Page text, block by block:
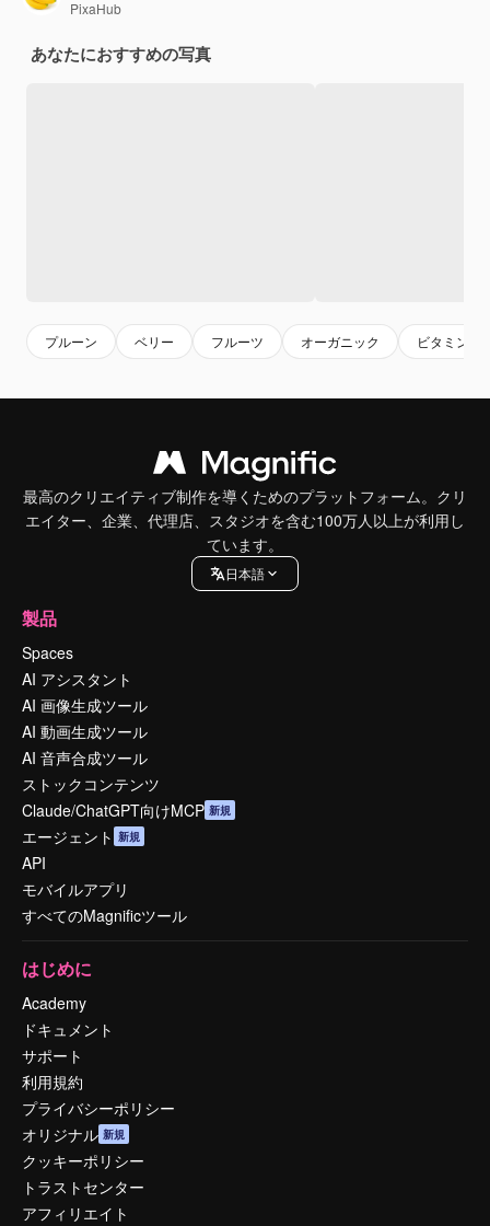
PixaHub
あなたにおすすめの写真
プルーン ベリー フルーツ オーガニック ビタミン
最高のクリエイティブ制作を導くためのプラットフォーム。クリ
エイター、企業、代理店、スタジオを含む100万人以上が利用し
ています。
日本語
製品
Spaces
AI アシスタント
AI 画像生成ツール
AI 動画生成ツール
AI 音声合成ツール
ストックコンテンツ
Claude/ChatGPT向けMCP 新規
エージェント 新規
API
モバイルアプリ
すべてのMagnificツール
はじめに
Academy
ドキュメント
サポート
利用規約
プライバシーポリシー
オリジナル 新規
クッキーポリシー
トラストセンター
アフィリエイト